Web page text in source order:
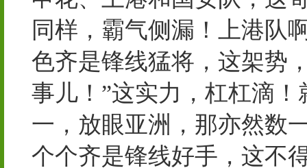
同样，霸气侧漏！上港队
色齐是锋线猛将，这架势
事儿！”这实力，杠杠滴
一，放眼亚洲，那亦然数
个个齐是锋线好手，这不